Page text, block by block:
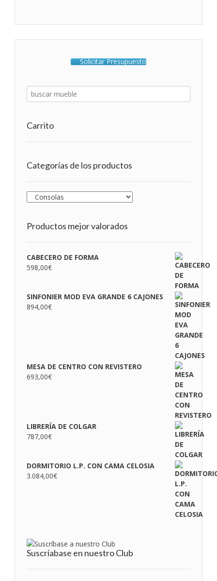
Solicitar Presupuesto
Carrito
Categorías de los productos
Productos mejor valorados
CABECERO DE FORMA
598,00€
SINFONIER MOD EVA GRANDE 6 CAJONES
894,00€
MESA DE CENTRO CON REVISTERO
693,00€
LIBRERÍA DE COLGAR
787,00€
DORMITORIO L.P. CON CAMA CELOSIA
3.084,00€
Suscríabase en nuestro Club